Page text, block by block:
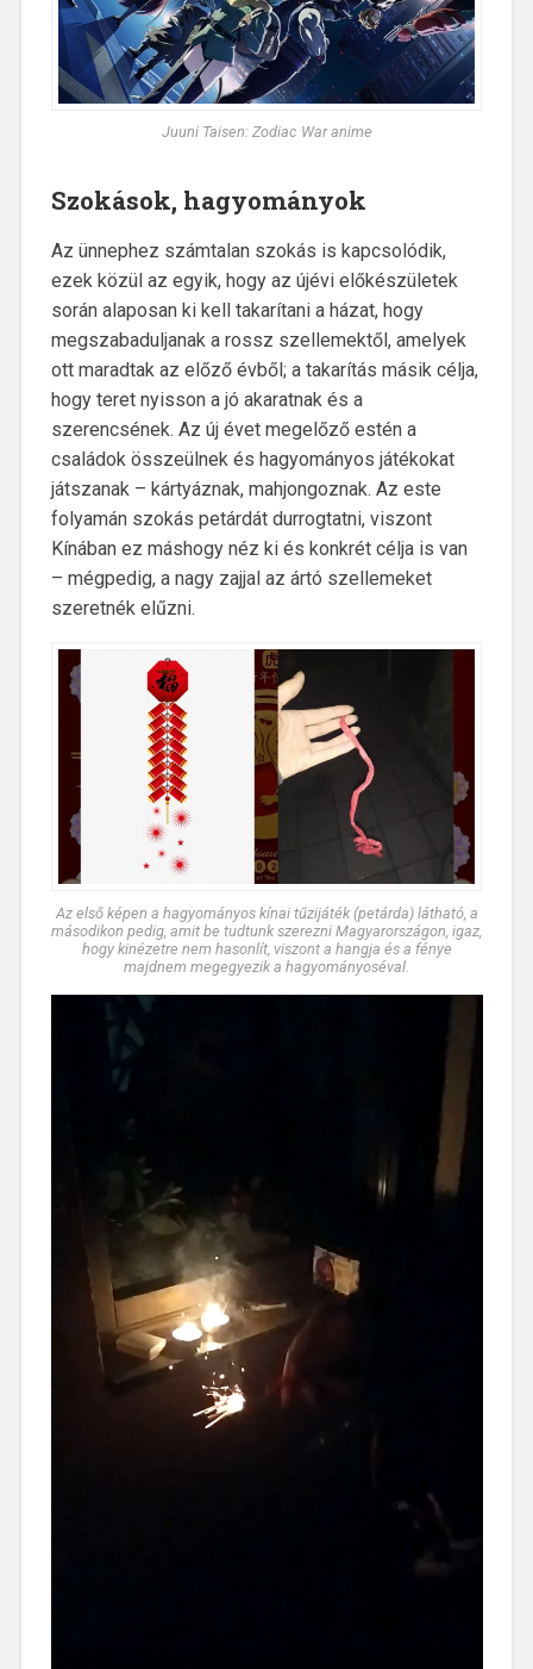
Juuni Taisen: Zodiac War anime
Szokások, hagyományok
Az ünnephez számtalan szokás is kapcsolódik,
ezek közül az egyik, hogy az újévi előkészületek
során alaposan ki kell takarítani a házat, hogy
megszabaduljanak a rossz szellemektől, amelyek
ott maradtak az előző évből; a takarítás másik célja,
hogy teret nyisson a jó akaratnak és a
szerencsének. Az új évet megelőző estén a
családok összeülnek és hagyományos játékokat
játszanak – kártyáznak, mahjongoznak. Az este
folyamán szokás petárdát durrogtatni, viszont
Kínában ez máshogy néz ki és konkrét célja is van
– mégpedig, a nagy zajjal az ártó szellemeket
szeretnék elűzni.
Az első képen a hagyományos kínai tűzijáték (petárda) látható, a
másodikon pedig, amit be tudtunk szerezni Magyarországon, igaz,
hogy kinézetre nem hasonlít, viszont a hangja és a fénye
majdnem megegyezik a hagyományoséval.